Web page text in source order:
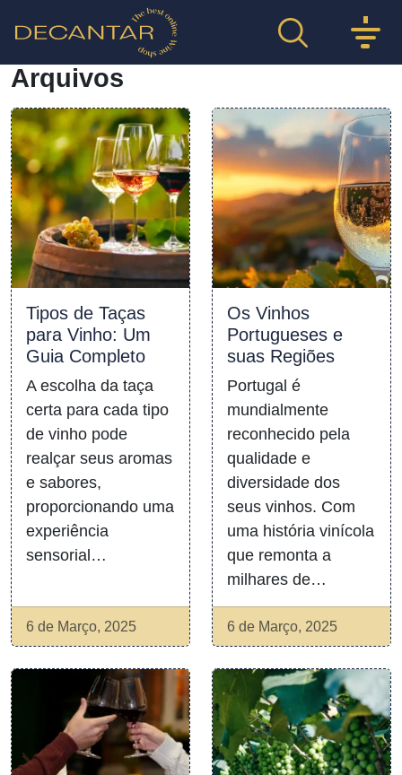
Arquivos
Tipos de Taças
para Vinho: Um
Guia Completo
A escolha da taça
certa para cada tipo
de vinho pode
realçar seus aromas
e sabores,
proporcionando uma
experiência
sensorial…
6 de Março, 2025
Os Vinhos
Portugueses e
suas Regiões
Portugal é
mundialmente
reconhecido pela
qualidade e
diversidade dos
seus vinhos. Com
uma história vinícola
que remonta a
milhares de…
6 de Março, 2025